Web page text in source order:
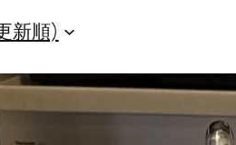
新順)